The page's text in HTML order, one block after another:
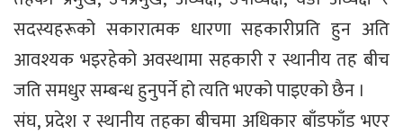
सदस्यहरूको सकारात्मक धारणा सहकारीप्रति हुन अति
आवश्यक भइरहेको अवस्थामा सहकारी र स्थानीय तह बीच
जति समधुर सम्बन्ध हुनुपर्ने हो त्यति भएको पाइएको छैन ।
संघ, प्रदेश र स्थानीय तहका बीचमा अधिकार बाँडफाँड भएर